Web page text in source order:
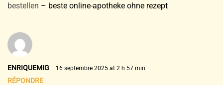
bestellen – beste online-apotheke ohne rezept
ENRIQUEMIG 16 septembre 2025 at 2 h 57 min
RÉPONDRE